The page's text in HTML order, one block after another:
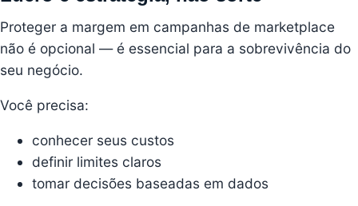
Proteger a margem em campanhas de marketplace
não é opcional — é essencial para a sobrevivência do
seu negócio.
Você precisa:
conhecer seus custos
definir limites claros
tomar decisões baseadas em dados